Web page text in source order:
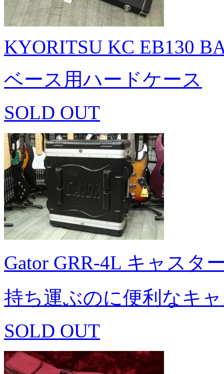
KYORITSU KC EB130
ベース用ハードケース
SOLD OUT
Gator GRR-4L キャスタ
持ち運ぶのに便利なキ
SOLD OUT